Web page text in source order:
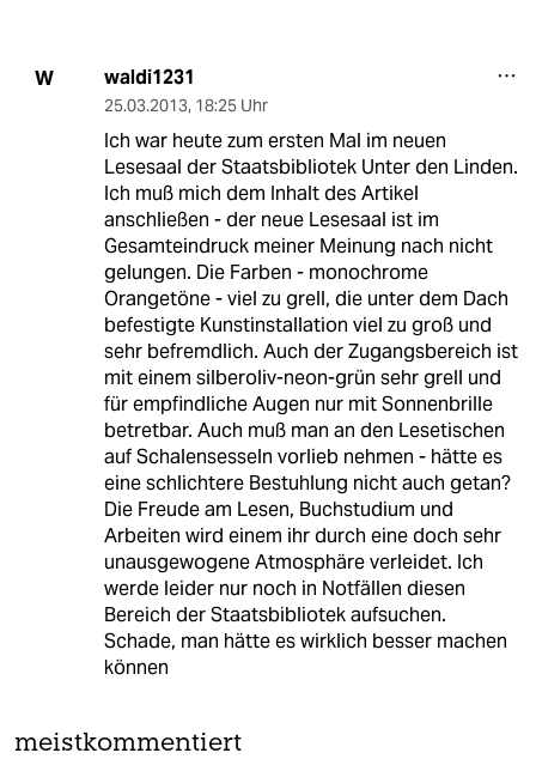
W waldi1231
25.03.2013, 18:25 Uhr
Ich war heute zum ersten Mal im neuen
Lesesaal der Staatsbibliotek Unter den Linden.
Ich muß mich dem Inhalt des Artikel
anschließen - der neue Lesesaal ist im
Gesamteindruck meiner Meinung nach nicht
gelungen. Die Farben - monochrome
Orangetöne - viel zu grell, die unter dem Dach
befestigte Kunstinstallation viel zu groß und
sehr befremdlich. Auch der Zugangsbereich ist
mit einem silberoliv-neon-grün sehr grell und
für empfindliche Augen nur mit Sonnenbrille
betretbar. Auch muß man an den Lesetischen
auf Schalensesseln vorlieb nehmen - hätte es
eine schlichtere Bestuhlung nicht auch getan?
Die Freude am Lesen, Buchstudium und
Arbeiten wird einem ihr durch eine doch sehr
unausgewogene Atmosphäre verleidet. Ich
werde leider nur noch in Notfällen diesen
Bereich der Staatsbibliotek aufsuchen.
Schade, man hätte es wirklich besser machen
können
meistkommentiert